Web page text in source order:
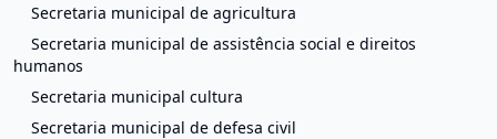
Secretaria municipal de agricultura
Secretaria municipal de assistência social e direitos
humanos
Secretaria municipal cultura
Secretaria municipal de defesa civil